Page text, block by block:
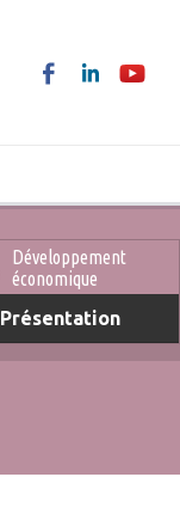
Développement
économique
Présentation